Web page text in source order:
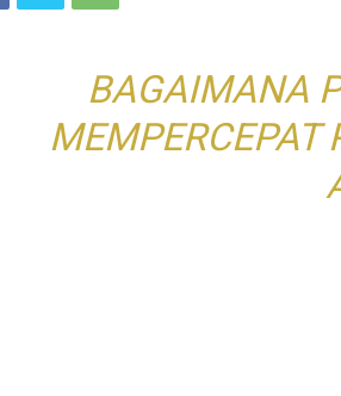
BAGAIMANA
MEMPERCEPAT